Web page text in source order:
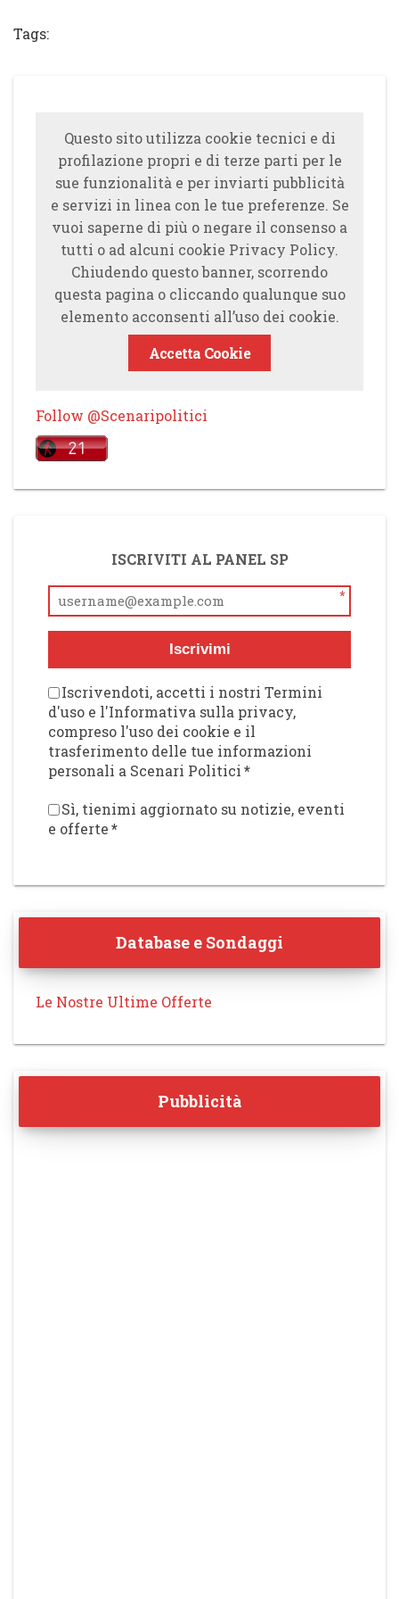
Tags:
Questo sito utilizza cookie tecnici e di
profilazione propri e di terze parti per le
sue funzionalità e per inviarti pubblicità
e servizi in linea con le tue preferenze. Se
vuoi saperne di più o negare il consenso a
tutti o ad alcuni cookie Privacy Policy.
Chiudendo questo banner, scorrendo
questa pagina o cliccando qualunque suo
elemento acconsenti all’uso dei cookie.
Accetta Cookie
Follow @Scenaripolitici
ISCRIVITI AL PANEL SP
*
Iscrivimi
Iscrivendoti, accetti i nostri Termini
d'uso e l'Informativa sulla privacy,
compreso l'uso dei cookie e il
trasferimento delle tue informazioni
personali a Scenari Politici*
Sì, tienimi aggiornato su notizie, eventi
e offerte*
Database e Sondaggi
Le Nostre Ultime Offerte
Pubblicità